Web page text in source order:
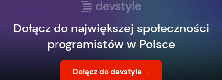
Dołącz do największej społeczności
programistów w Polsce
Dołącz do devstyle→